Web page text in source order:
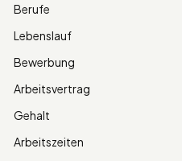
Berufe
Lebenslauf
Bewerbung
Arbeitsvertrag
Gehalt
Arbeitszeiten